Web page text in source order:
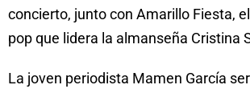
concierto, junto con Amarillo Fiesta,
pop que lidera la almanseña Cristina
La joven periodista Mamen García